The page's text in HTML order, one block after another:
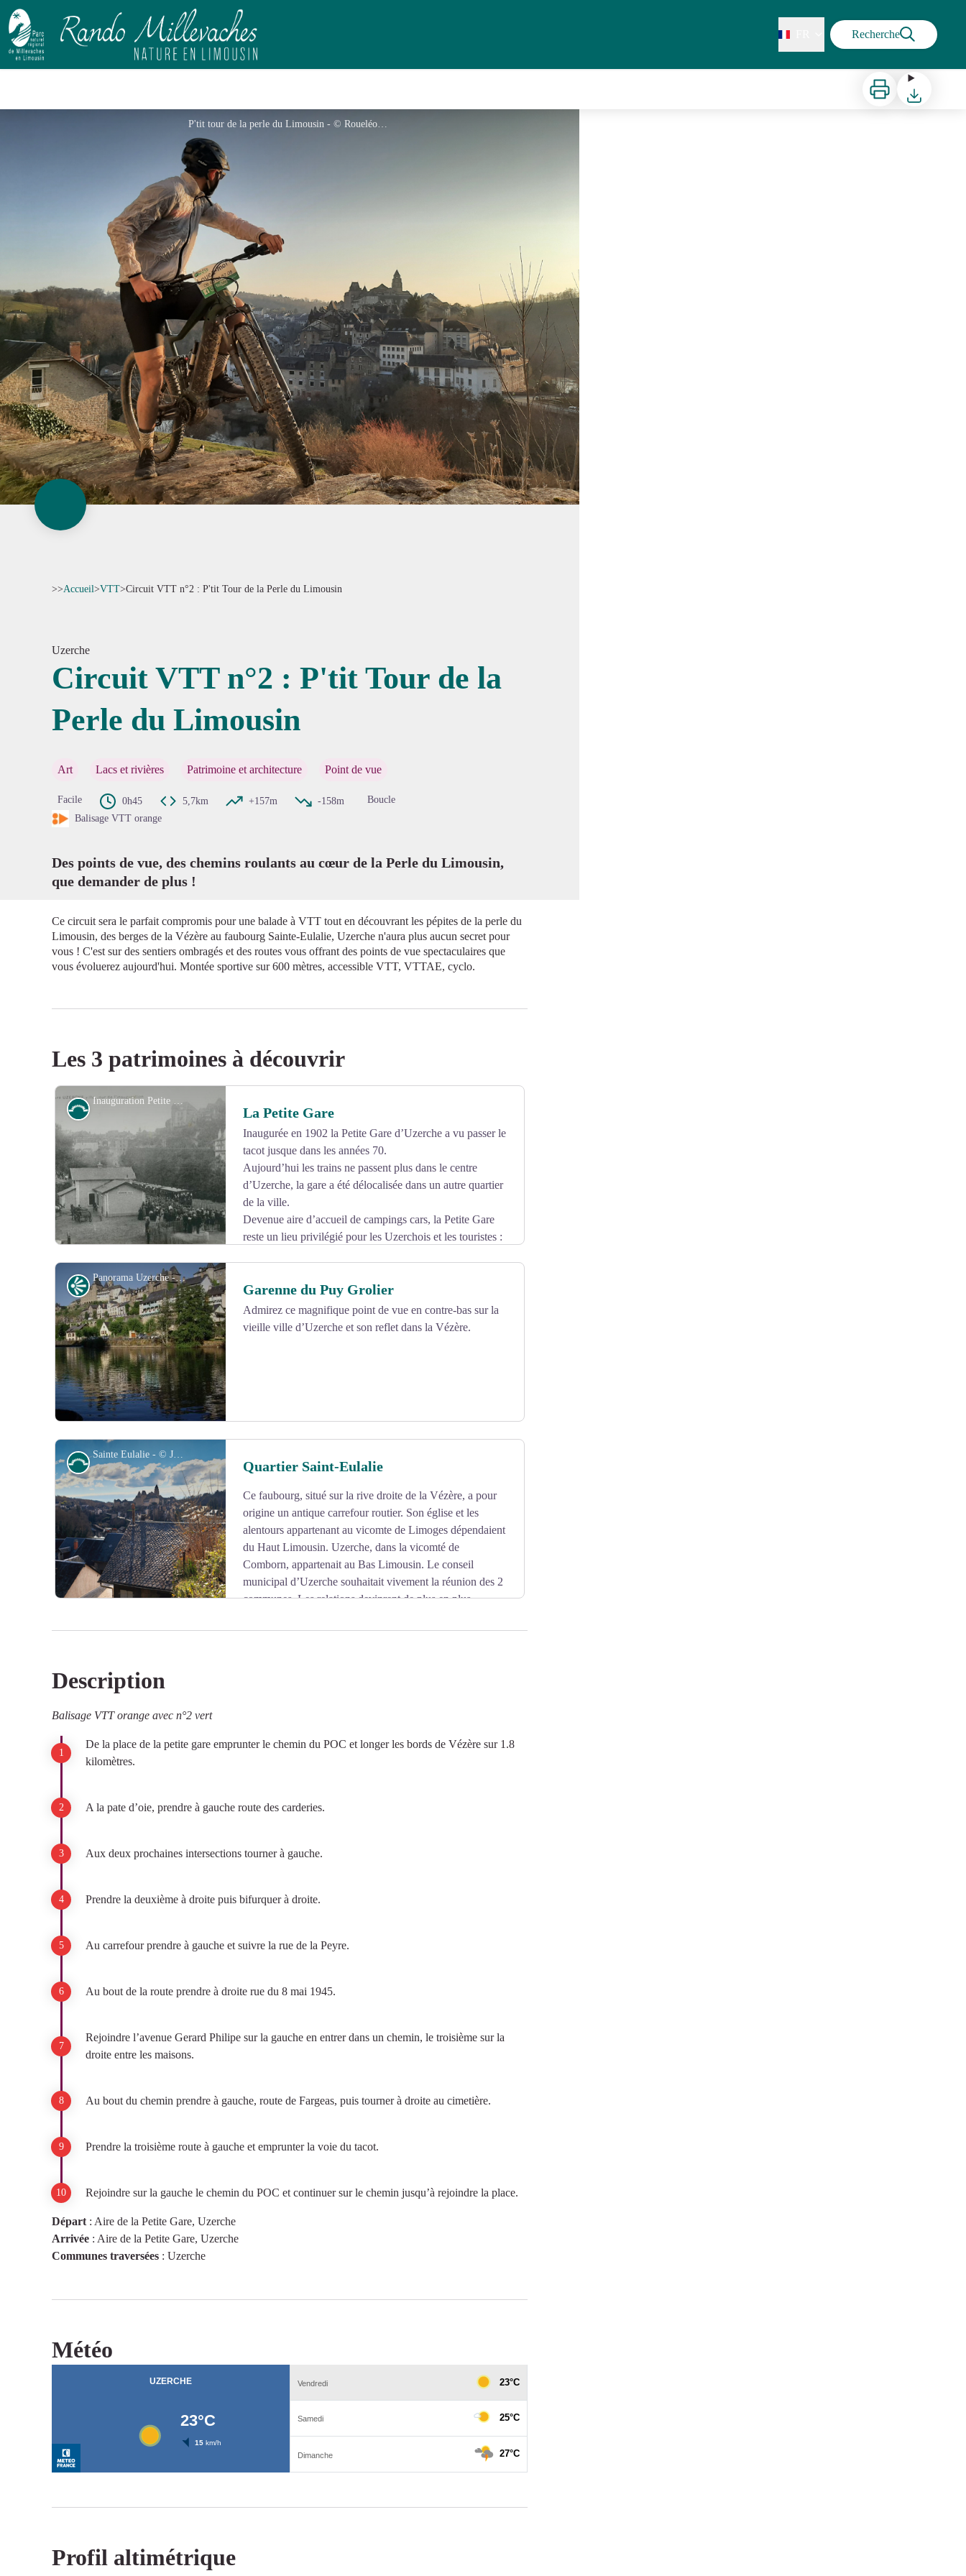
Recherche
Imprimer Télécharger
P'tit tour de la perle du Limousin - © Roueléovert
>>Accueil>VTT>Circuit VTT n°2 : P'tit Tour de la Perle du Limousin
Uzerche
Circuit VTT n°2 : P'tit Tour de la
Perle du Limousin
Art Lacs et rivières Patrimoine et architecture Point de vue
Facile 0h45 5,7km +157m -158m
Boucle
Balisage VTT orange
Des points de vue, des chemins roulants au cœur de la Perle du Limousin,
que demander de plus !
Ce circuit sera le parfait compromis pour une balade à VTT tout en découvrant les pépites de la perle du
Limousin, des berges de la Vézère au faubourg Sainte-Eulalie, Uzerche n'aura plus aucun secret pour
vous ! C'est sur des sentiers ombragés et des routes vous offrant des points de vue spectaculaires que
vous évoluerez aujourd'hui. Montée sportive sur 600 mètres, accessible VTT, VTTAE, cyclo.
Les 3 patrimoines à découvrir
Inauguration Petite Gare d'Uzerche - Uzerche Tourisme
Voir l'image en plein écran
Petit patrimoine La Petite Gare
Inaugurée en 1902 la Petite Gare d’Uzerche a vu passer le
tacot jusque dans les années 70.
Aujourd’hui les trains ne passent plus dans le centre
d’Uzerche, la gare a été délocalisée dans un autre quartier
de la ville.
Devenue aire d’accueil de campings cars, la Petite Gare
reste un lieu privilégié pour les Uzerchois et les touristes :
Panorama Uzerche - Uzerche Tourisme
Voir l'image en plein écran
Point de vue Garenne du Puy Grolier
Admirez ce magnifique point de vue en contre-bas sur la
vieille ville d’Uzerche et son reflet dans la Vézère.
Sainte Eulalie - © JL OT TDC
Voir l'image en plein écran
Petit patrimoine Quartier Saint-Eulalie
Ce faubourg, situé sur la rive droite de la Vézère, a pour
origine un antique carrefour routier. Son église et les
alentours appartenant au vicomte de Limoges dépendaient
du Haut Limousin. Uzerche, dans la vicomté de
Comborn, appartenait au Bas Limousin. Le conseil
municipal d’Uzerche souhaitait vivement la réunion des 2
communes. Les relations devinrent de plus en plus
intérêts de sa commune. Mais, malgré ses protestations, le 22 février 1826 une ordonnance
Description
Balisage VTT orange avec n°2 vert
De la place de la petite gare emprunter le chemin du POC et longer les bords de Vézère sur 1.8
kilomètres.
A la pate d’oie, prendre à gauche route des carderies.
Aux deux prochaines intersections tourner à gauche.
Prendre la deuxième à droite puis bifurquer à droite.
Au carrefour prendre à gauche et suivre la rue de la Peyre.
Au bout de la route prendre à droite rue du 8 mai 1945.
Rejoindre l’avenue Gerard Philipe sur la gauche en entrer dans un chemin, le troisième sur la
droite entre les maisons.
Au bout du chemin prendre à gauche, route de Fargeas, puis tourner à droite au cimetière.
Prendre la troisième route à gauche et emprunter la voie du tacot.
Rejoindre sur la gauche le chemin du POC et continuer sur le chemin jusqu’à rejoindre la place.
Départ : Aire de la Petite Gare, Uzerche
Arrivée : Aire de la Petite Gare, Uzerche
Communes traversées : Uzerche
Météo
Profil altimétrique